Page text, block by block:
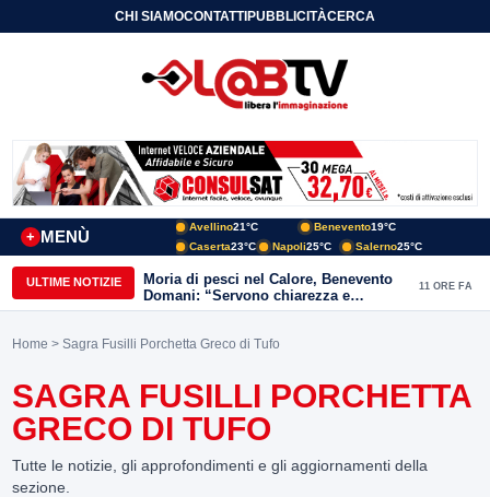
CHI SIAMOCONTATTIPUBBLICITÀCERCA
MENÙ
+
Avellino21°C Benevento19°C
Caserta23°C Napoli25°C Salerno25°C
ULTIME NOTIZIE
Moria di pesci nel Calore, Benevento
Domani: “Servono chiarezza e
approfondimenti sulla gestione
11 ORE FA
Home > Sagra Fusilli Porchetta Greco di Tufo
SAGRA FUSILLI PORCHETTA
GRECO DI TUFO
Tutte le notizie, gli approfondimenti e gli aggiornamenti della
sezione.